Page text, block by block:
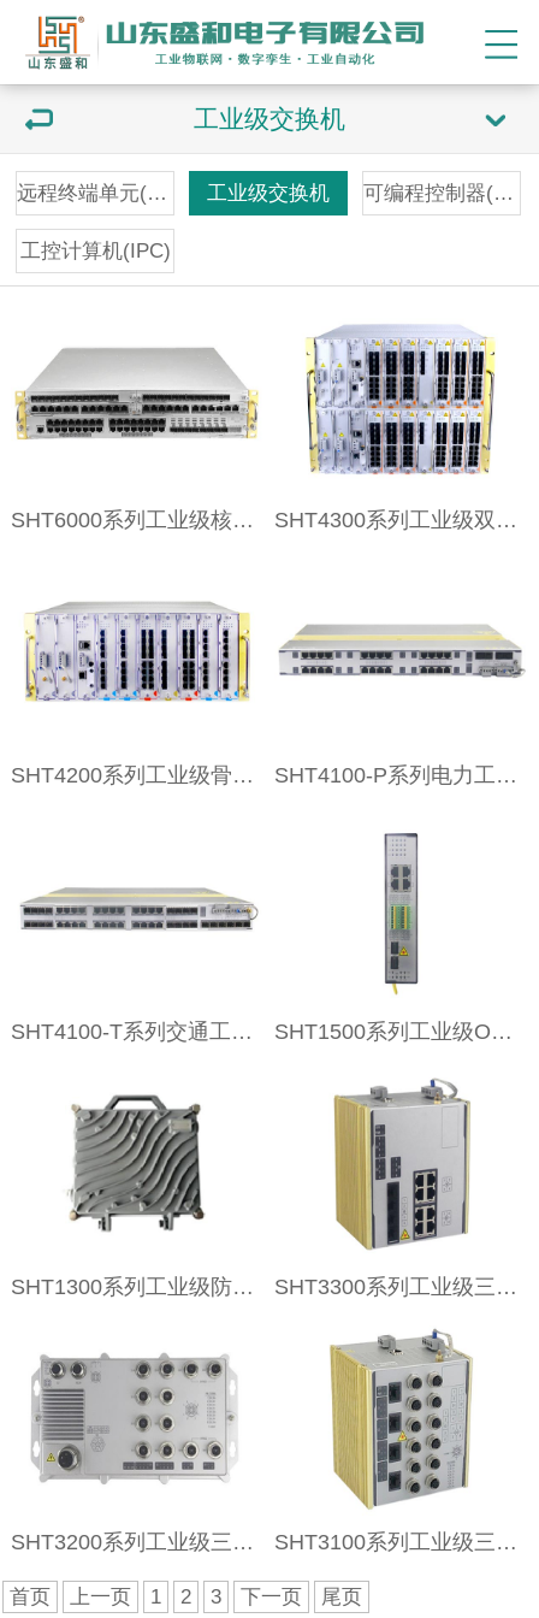
工业级交换机
远程终端单元(RTU) 工业级交换机 可编程控制器(PLC)
工控计算机(IPC)
SHT6000系列工业级核心交换机 SHT4300系列工业级双主控骨干交换机
SHT4200系列工业级骨干交换机 SHT4100-P系列电力工业级模块化交换机
SHT4100-T系列交通工业级模块化交换机 SHT1500系列工业级ONU光网络单元
SHT1300系列工业级防水POE光纤收发器 SHT3300系列工业级三层FPGA交换机
SHT3200系列工业级三层防水型交换机 SHT3100系列工业级三层抗振型交换机
首页 上一页 1 2 3 下一页 尾页